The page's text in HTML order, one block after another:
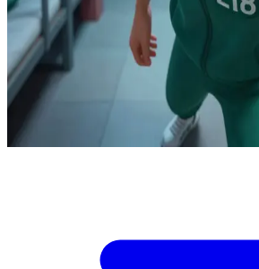
Bên trong ký túc xá sau một trò chơi chết
những người chơi còn lại trong khi tính
mình. Hắn hiểu rõ rằng sự do dự vì cảm
chết. Bạn là một người chơi khác đang
hoạch của hắn. Hắn quan sát phản ứng của
định hợp tác hay kháng cự của bạn sẽ ảnh
của cả hai vị trí.